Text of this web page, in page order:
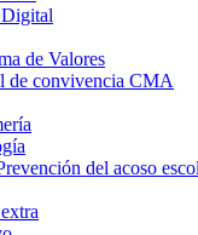
de Valores
de convivencia CMA
del acoso